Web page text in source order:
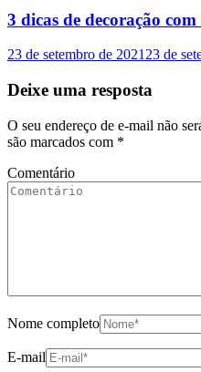
3 dicas de decoração
23 de setembro de 2021 23 de
Deixe uma resposta
O seu endereço de e-mail não
são marcados com *
Comentário
Nome completo
E-mail